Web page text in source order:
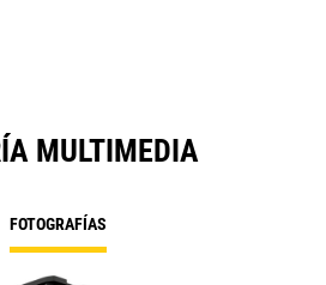
MULTIMEDIA
FOTOGRAFÍAS